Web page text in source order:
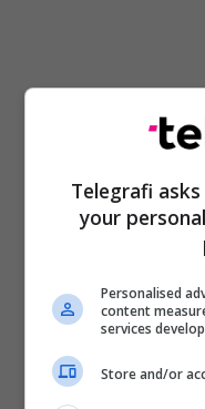
Telegrafi
your
Personalised
content
services
Store and/or